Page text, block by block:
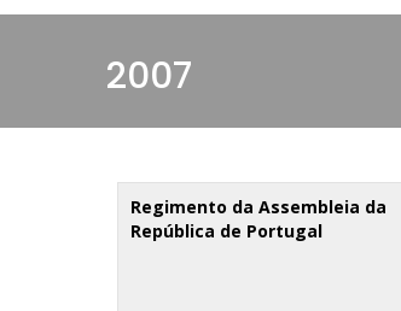
2007
Regimento da Assembleia da
República de Portugal